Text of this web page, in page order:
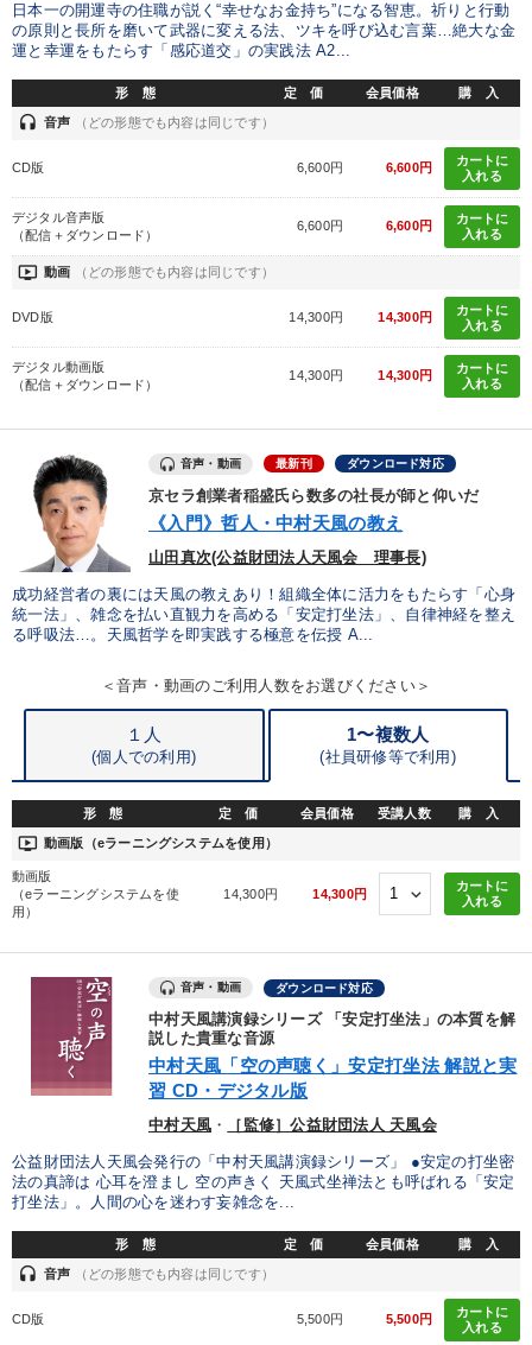
キーワード
インフレ対策・値上げ 運勢・先見
健康・ウェルビーイング 地方企業の勝ち方
※「更新」を押すと「カテゴリー」「目的別」「キーワード」を更新いただけます。
local_offer タグから探す refresh 更新する
すべての音声・動画（全2077タイトル）からお探しいただけます
MBA 企業文化 異発想 創業者 伝統・文化
モノづくり 企業成長 節税 大竹愼一
松下幸之助
経済予測 株式市場 ブランディング ビジネスモデル
AI 通信販売 販売戦略 商品開発
日本一の開運寺の住職が説く“幸せなお金持ち”になる智恵。祈りと行動
の原則と長所を磨いて武器に変える法、ツキを呼び込む言葉…絶大な金
運と幸運をもたらす「感応道交」の実践法 A2...
形 態 定 価 会員価格 購 入
headset 音声 （どの形態でも内容は同じです）
CD版 6,600円 6,600円
カートに
入れる
デジタル音声版
（配信＋ダウンロード）
6,600円 6,600円
カートに
入れる
ondemand_video 動画 （どの形態でも内容は同じです）
DVD版 14,300円 14,300円
カートに
入れる
デジタル動画版
（配信＋ダウンロード）
14,300円 14,300円
カートに
入れる
音声・動画 最新刊 ダウンロード対応
京セラ創業者稲盛氏ら数多の社長が師と仰いだ
《入門》哲人・中村天風の教え
山田真次(公益財団法人天風会 理事長)
成功経営者の裏には天風の教えあり！組織全体に活力をもたらす「心身
統一法」、雑念を払い直観力を高める「安定打坐法」、自律神経を整え
る呼吸法…。天風哲学を即実践する極意を伝授 A...
＜音声・動画のご利用人数をお選びください＞
１人
(個人での利用)
1〜複数人
(社員研修等で利用)
形 態 定 価 会員価格 受講人数 購 入
ondemand_video 動画版（eラーニングシステムを使用）
動画版
（eラーニングシステムを使
用）
14,300円 14,300円
カートに
入れる
音声・動画 ダウンロード対応
中村天風講演録シリーズ 「安定打坐法」の本質を解
説した貴重な音源
中村天風「空の声聴く」安定打坐法 解説と実
習 CD・デジタル版
中村天風 ・ ［監修］公益財団法人 天風会
公益財団法人天風会発行の「中村天風講演録シリーズ」 ●安定の打坐密
法の真諦は 心耳を澄まし 空の声きく 天風式坐禅法とも呼ばれる「安定
打坐法」。人間の心を迷わす妄雑念を...
形 態 定 価 会員価格 購 入
headset 音声 （どの形態でも内容は同じです）
CD版 5,500円 5,500円
カートに
入れる